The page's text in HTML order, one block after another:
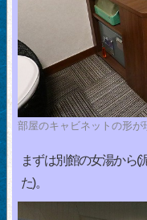
部屋のキャビネットの形が
まずは別館の女湯から(
た)。